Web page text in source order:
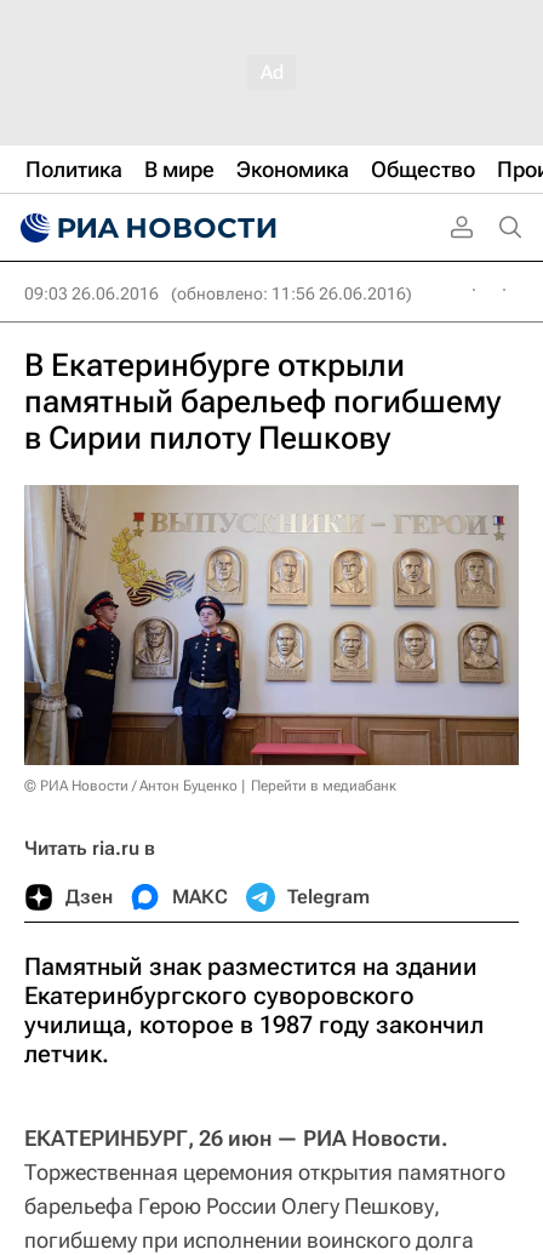
Политика В мире Экономика Общество
09:03 26.06.2016 (обновлено: 11:56 26.06.2016)
В Екатеринбурге открыли
памятный барельеф погибшему
в Сирии пилоту Пешкову
© РИА Новости / Антон Буценко Перейти в медиабанк
Читать ria.ru в
Дзен МАКС Telegram
Памятный знак разместится на здании
Екатеринбургского суворовского
училища, которое в 1987 году закончил
летчик.
ЕКАТЕРИНБУРГ, 26 июн — РИА Новости.
Торжественная церемония открытия памятного
барельефа Герою России Олегу Пешкову,
погибшему при исполнении воинского долга